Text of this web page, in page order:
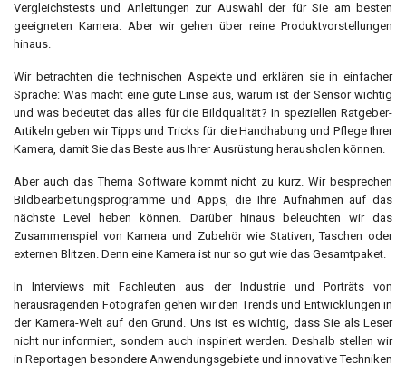
Vergleichstests und Anleitungen zur Auswahl der für Sie am besten
geeigneten Kamera. Aber wir gehen über reine Produktvorstellungen
hinaus.
Wir betrachten die technischen Aspekte und erklären sie in einfacher
Sprache: Was macht eine gute Linse aus, warum ist der Sensor wichtig
und was bedeutet das alles für die Bildqualität? In speziellen Ratgeber-
Artikeln geben wir Tipps und Tricks für die Handhabung und Pflege Ihrer
Kamera, damit Sie das Beste aus Ihrer Ausrüstung herausholen können.
Aber auch das Thema Software kommt nicht zu kurz. Wir besprechen
Bildbearbeitungsprogramme und Apps, die Ihre Aufnahmen auf das
nächste Level heben können. Darüber hinaus beleuchten wir das
Zusammenspiel von Kamera und Zubehör wie Stativen, Taschen oder
externen Blitzen. Denn eine Kamera ist nur so gut wie das Gesamtpaket.
In Interviews mit Fachleuten aus der Industrie und Porträts von
herausragenden Fotografen gehen wir den Trends und Entwicklungen in
der Kamera-Welt auf den Grund. Uns ist es wichtig, dass Sie als Leser
nicht nur informiert, sondern auch inspiriert werden. Deshalb stellen wir
in Reportagen besondere Anwendungsgebiete und innovative Techniken